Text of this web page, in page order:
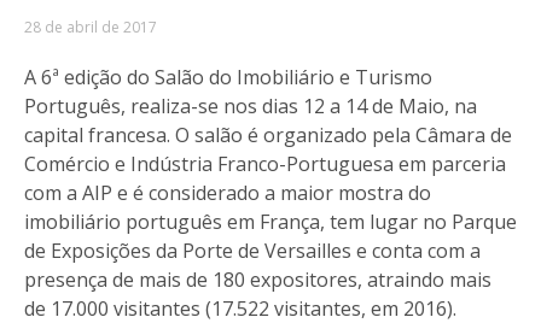
28 de abril de 2017
A 6ª edição do Salão do Imobiliário e Turismo
Português, realiza-se nos dias 12 a 14 de Maio, na
capital francesa. O salão é organizado pela Câmara de
Comércio e Indústria Franco-Portuguesa em parceria
com a AIP e é considerado a maior mostra do
imobiliário português em França, tem lugar no Parque
de Exposições da Porte de Versailles e conta com a
presença de mais de 180 expositores, atraindo mais
de 17.000 visitantes (17.522 visitantes, em 2016).